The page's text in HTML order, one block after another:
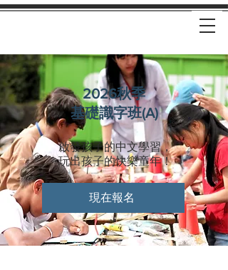
2026秋季
基礎識字班(A)
啟發孩子的中文學習，
玩出孩子的快樂童年！
現在報名